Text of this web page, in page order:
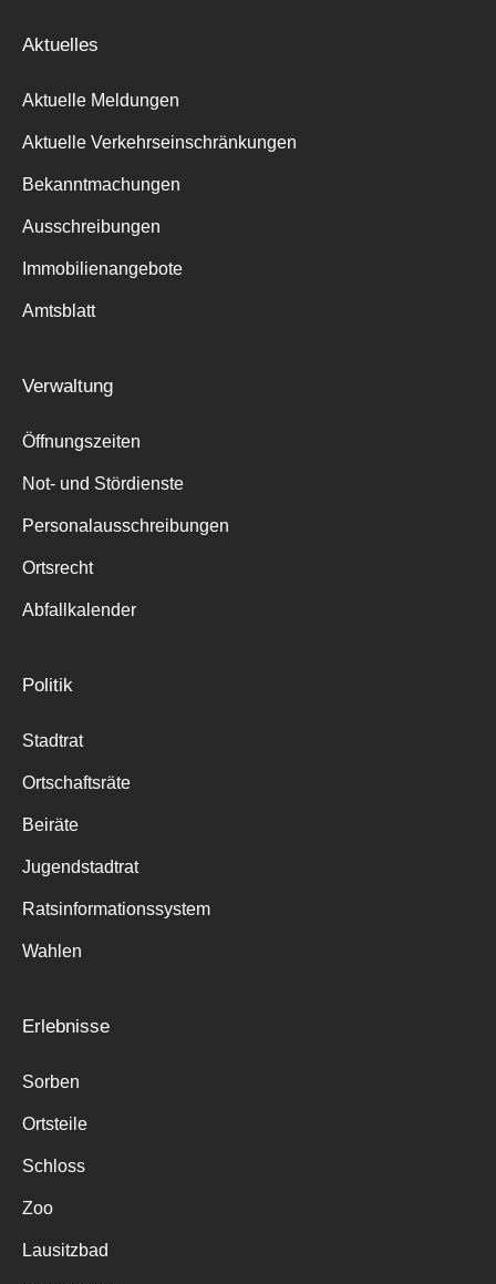
Suche
Aktuelles
Aktuelle Meldungen
Aktuelle Verkehrseinschränkungen
Bekanntmachungen
Ausschreibungen
Immobilienangebote
Amtsblatt
Verwaltung
Öffnungszeiten
Not- und Stördienste
Personalausschreibungen
Ortsrecht
Abfallkalender
Politik
Stadtrat
Ortschaftsräte
Beiräte
Jugendstadtrat
Ratsinformationssystem
Wahlen
Erlebnisse
Sorben
Ortsteile
Schloss
Zoo
Lausitzbad